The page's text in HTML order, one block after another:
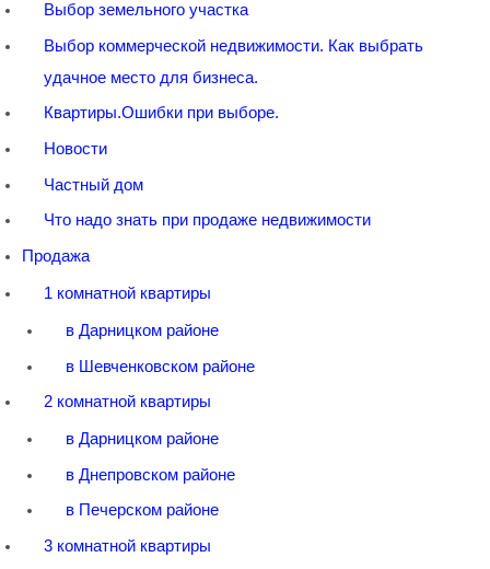
Выбор земельного участка
Выбор коммерческой недвижимости. Как выбрать
удачное место для бизнеса.
Квартиры.Ошибки при выборе.
Новости
Частный дом
Что надо знать при продаже недвижимости
Продажа
1 комнатной квартиры
в Дарницком районе
в Шевченковском районе
2 комнатной квартиры
в Дарницком районе
в Днепровском районе
в Печерском районе
3 комнатной квартиры